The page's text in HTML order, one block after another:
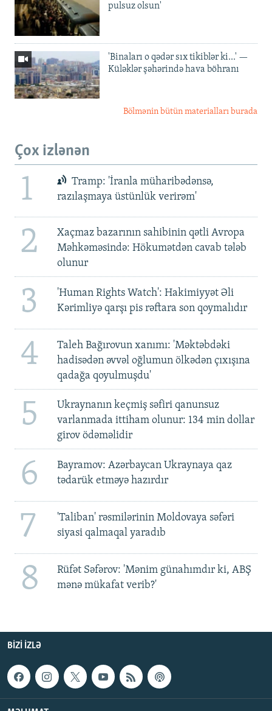
pulsuz olsun'
'Binaları o qədər sıx tikiblər ki...' —
Küləklər şəhərində hava böhranı
Bölmənin bütün materialları burada
Çox izlənən
1
Tramp: 'İranla müharibədənsə,
razılaşmaya üstünlük verirəm'
2
Xaçmaz bazarının sahibinin qətli Avropa
Məhkəməsində: Hökumətdən cavab tələb
olunur
3
'Human Rights Watch': Hakimiyyət Əli
Kərimliyə qarşı pis rəftara son qoymalıdır
4
Taleh Bağırovun xanımı: 'Məktəbdəki
hadisədən əvvəl oğlumun ölkədən çıxışına
qadağa qoyulmuşdu'
5
Ukraynanın keçmiş səfiri qanunsuz
varlanmada ittiham olunur: 134 min dollar
girov ödəməlidir
6
Bayramov: Azərbaycan Ukraynaya qaz
tədarük etməyə hazırdır
7
'Taliban' rəsmilərinin Moldovaya səfəri
siyasi qalmaqal yaradıb
8
Rüfət Səfərov: 'Mənim günahımdır ki, ABŞ
mənə mükafat verib?'
BIZI IZLƏ